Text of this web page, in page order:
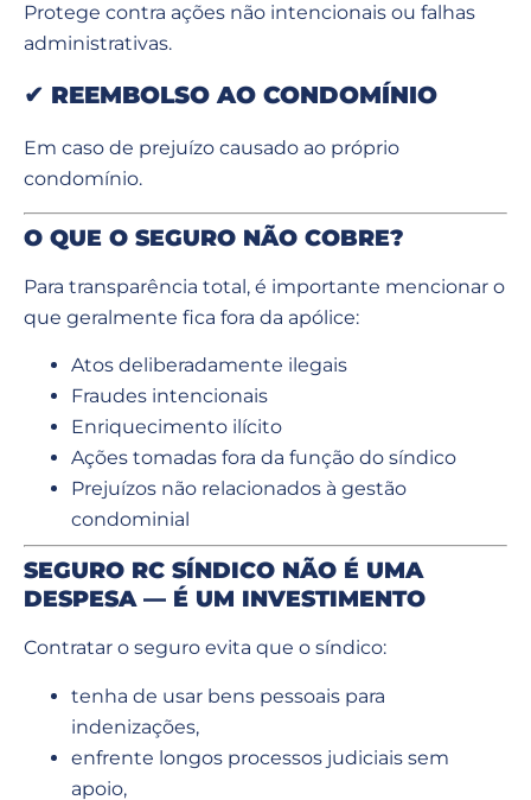
Protege contra ações não intencionais ou falhas
administrativas.
✔ REEMBOLSO AO CONDOMÍNIO
Em caso de prejuízo causado ao próprio
condomínio.
O QUE O SEGURO NÃO COBRE?
Para transparência total, é importante mencionar o
que geralmente fica fora da apólice:
Atos deliberadamente ilegais
Fraudes intencionais
Enriquecimento ilícito
Ações tomadas fora da função do síndico
Prejuízos não relacionados à gestão
condominial
SEGURO RC SÍNDICO NÃO É UMA
DESPESA — É UM INVESTIMENTO
Contratar o seguro evita que o síndico:
tenha de usar bens pessoais para
indenizações,
enfrente longos processos judiciais sem
apoio,